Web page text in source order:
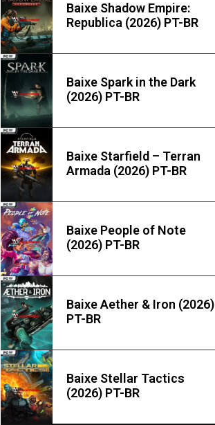
Baixe Shadow Empire:
Republica (2026) PT-BR
Baixe Spark in the Dark
(2026) PT-BR
Baixe Starfield – Terran
Armada (2026) PT-BR
Baixe People of Note
(2026) PT-BR
Baixe Aether & Iron (2026)
PT-BR
Baixe Stellar Tactics
(2026) PT-BR